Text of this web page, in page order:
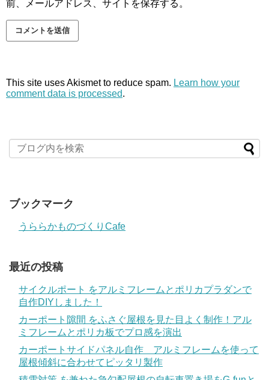
前、メールアドレス、サイトを保存する。
This site uses Akismet to reduce spam. Learn how your
comment data is processed.
ブックマーク
うららかものづくりCafe
最近の投稿
サイクルポート をアルミフレームとポリカプラダンで
自作DIYしました！
カーポート隙間 をふさぐ屋根を見た目よく制作！アル
ミフレームとポリカ板でプロ感を演出
カーポートサイドパネル自作 アルミフレームを使って
屋根傾斜に合わせてピッタリ製作